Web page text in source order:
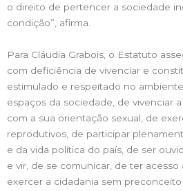
o direito de pertencer a sociedade
condição”, afirma.
Para Cláudia Grabois, o Estatuto
com deficiência de vivenciar e
estimulado e respeitado no
espaços da sociedade, de vivenciar
com a sua orientação sexual, de
reprodutivos, de participar
e da vida política do país, de ser
e vir, de se comunicar, de ter acesso
exercer a cidadania sem preconceito